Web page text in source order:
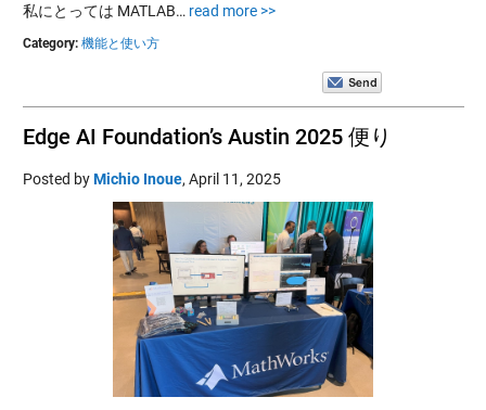
私にとっては MATLAB… read more >>
Category: 機能と使い方
Edge AI Foundation’s Austin 2025 便り
Posted byMichio Inoue, April 11, 2025